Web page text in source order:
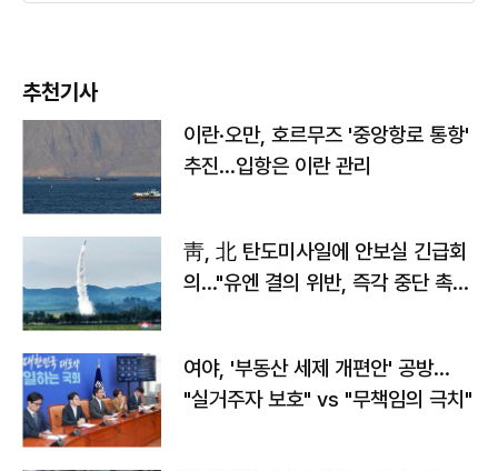
추천기사
이란·오만, 호르무즈 '중앙항로 통항'
추진…입항은 이란 관리
靑, 北 탄도미사일에 안보실 긴급회
의…"유엔 결의 위반, 즉각 중단 촉
여야, '부동산 세제 개편안' 공방…
"실거주자 보호" vs "무책임의 극치"